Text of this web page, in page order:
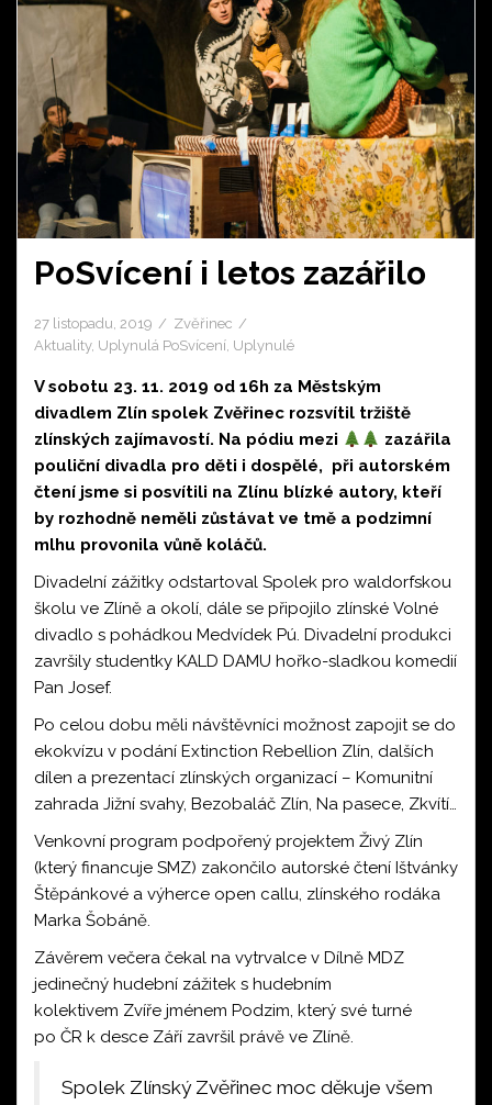
PoSvícení i letos zazářilo
27 listopadu, 2019
Zvěřinec
Aktuality, Uplynulá PoSvícení, Uplynulé
V sobotu 23. 11. 2019 od 16h za Městským
divadlem Zlín spolek Zvěřinec rozsvítil tržiště
zlínských zajímavostí. Na pódiu mezi
zazářila
pouliční divadla pro děti i dospělé, při autorském
čtení jsme si posvítili na Zlínu blízké autory, kteří
by rozhodně neměli zůstávat ve tmě a podzimní
mlhu provonila vůně koláčů.
Divadelní zážitky odstartoval Spolek pro waldorfskou
školu ve Zlíně a okolí, dále se připojilo zlínské Volné
divadlo s pohádkou Medvídek Pú. Divadelní produkci
završily studentky KALD DAMU hořko-sladkou komedií
Pan Josef.
Po celou dobu měli návštěvníci možnost zapojit se do
ekokvízu v podání Extinction Rebellion Zlín, dalších
dílen a prezentací zlínských organizací – Komunitní
zahrada Jižní svahy, Bezobaláč Zlín, Na pasece, Zkvítí…
Venkovní program podpořený projektem Živý Zlín
(který financuje SMZ) zakončilo autorské čtení Ištvánky
Štěpánkové a výherce open callu, zlínského rodáka
Marka Šobáně.
Závěrem večera čekal na vytrvalce v Dílně MDZ
jedinečný hudební zážitek s hudebním
kolektivem Zvíře jménem Podzim, který své turné
po ČR k desce Září završil právě ve Zlíně.
Spolek Zlínský Zvěřinec moc děkuje všem